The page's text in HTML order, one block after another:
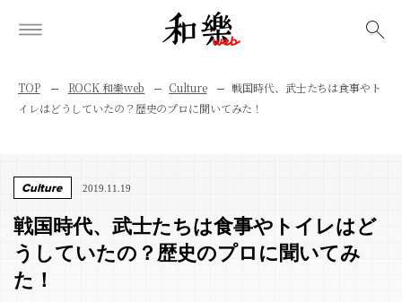
TOP ROCK 和樂web Culture
戦国時代、武士たちは食事やト
イレはどうしていたの？歴史のプロに聞いてみた！
Culture 2019.11.19
戦国時代、武士たちは食事やトイレはど
うしていたの？歴史のプロに聞いてみ
た！